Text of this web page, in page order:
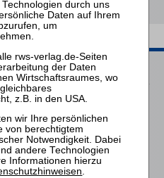
nach IDW S 6
nach IDW S 6
.